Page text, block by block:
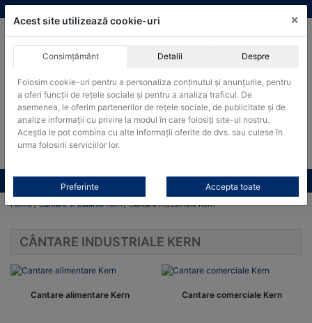
Skip
to
ACHIZITII PUBLICE
Produsele pot fi achizitionate si in sistemul SEAP / SICAP
Products
search
CAUTARE
Toate produsele
Home/Cantare si balante Kern/ Cântare industriale Kern
CÂNTARE INDUSTRIALE KERN
Cantare alimentare Kern Cantare comerciale Kern
Acest site utilizează cookie-uri ×
Consimțământ Detalii Despre
Folosim cookie-uri pentru a personaliza conținutul și anunțurile, pentru
a oferi funcții de rețele sociale și pentru a analiza traficul. De
asemenea, le oferim partenerilor de rețele sociale, de publicitate și de
analize informații cu privire la modul în care folosiți site-ul nostru.
Aceștia le pot combina cu alte informații oferite de dvs. sau culese în
urma folosirii serviciilor lor.
Preferinte Accepta toate